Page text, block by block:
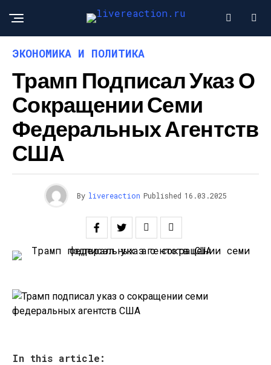
ЭКОНОМИКА И ПОЛИТИКА
Трамп Подписал Указ О
Сокращении Семи
Федеральных Агентств
США
By livereaction Published 16.03.2025
In this article: